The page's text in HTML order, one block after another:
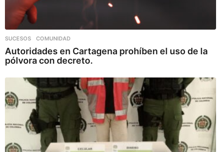
SUCESOS ,COMUNIDAD
Autoridades en Cartagena prohíben el uso de la
pólvora con decreto.